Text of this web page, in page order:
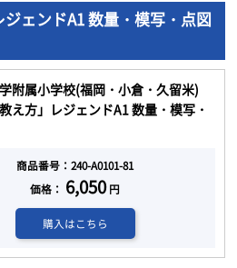
ジェンドA1 数量・模写・点図
附属小学校(福岡・小倉・久留米)
え方」レジェンドA1 数量・模写・
商品番号：240-A0101-81
価格： 6,050円
購入はこちら